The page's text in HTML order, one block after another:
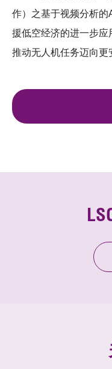
作）之基于视频分析
援低空经济的进一步
推动无人机任务迈向更